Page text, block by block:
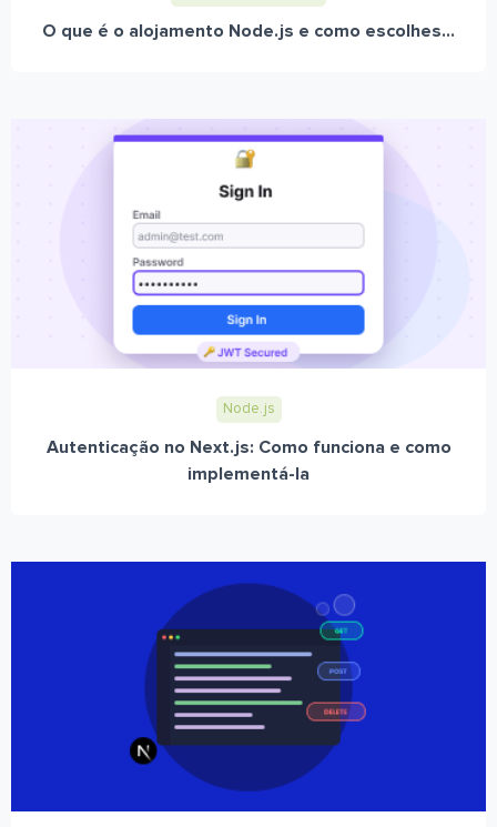
O que é o alojamento Node.js e como escolhes...
Node.js
Autenticação no Next.js: Como funciona e como
implementá-la